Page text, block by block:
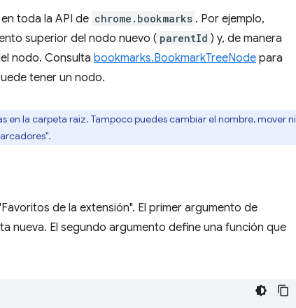
toda la API de chrome.bookmarks . Por ejemplo,
superior del nodo nuevo ( parentId ) y, de manera
nodo. Consulta bookmarks.BookmarkTreeNode para
tener un nodo.
en la carpeta raíz. Tampoco puedes cambiar el nombre, mover ni
de la extensión". El primer argumento de
nueva. El segundo argumento define una función que